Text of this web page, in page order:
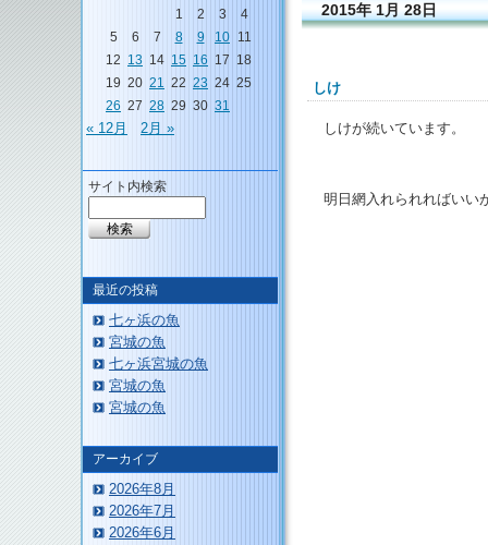
2015年 1月 28日
しけ
しけが続いています。
明日網入れられればいい
1
2 3
4
5
6 7 8 9 10 11
12 13 14 15 16 17 18
19 20 21 22 23 24 25
26 27 28 29 30 31
« 12月 2月 »
サイト内検索
最近の投稿
七ヶ浜の魚
宮城の魚
七ヶ浜宮城の魚
宮城の魚
宮城の魚
アーカイブ
2026年8月
2026年7月
2026年6月